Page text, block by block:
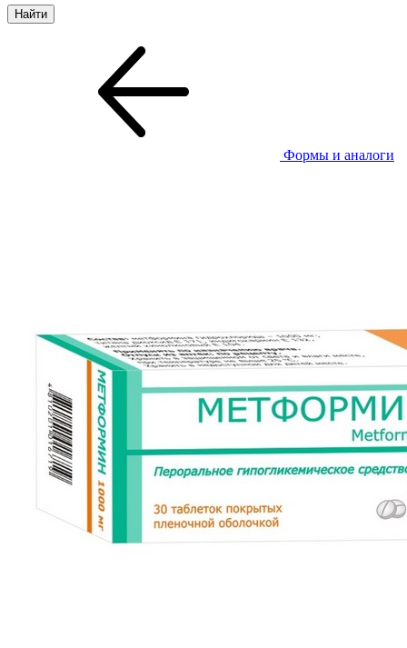
Формы и аналоги